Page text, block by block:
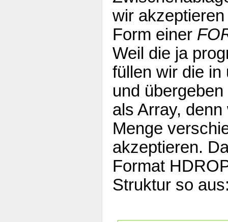
wir
Form einer
Weil die ja
füllen wir die in
und
als Array,
Menge
akzeptieren.
Format
Struktur so